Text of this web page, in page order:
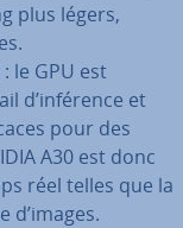
plus légers,
: le GPU est
d’inférence et
pour des
A30 est donc
réel telles que la
d’images.